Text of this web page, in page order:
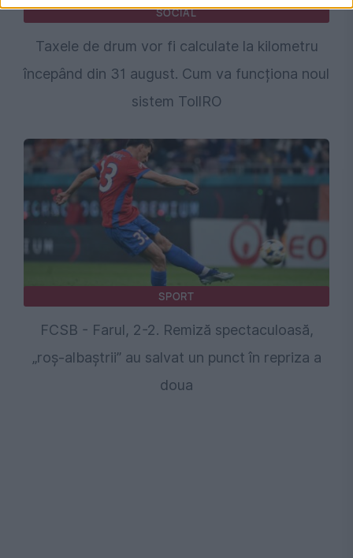
SOCIAL
Taxele de drum vor fi calculate la kilometru
începând din 31 august. Cum va funcționa noul
sistem TollRO
SPORT
FCSB - Farul, 2-2. Remiză spectaculoasă,
„roș-albaștrii” au salvat un punct în repriza a
doua